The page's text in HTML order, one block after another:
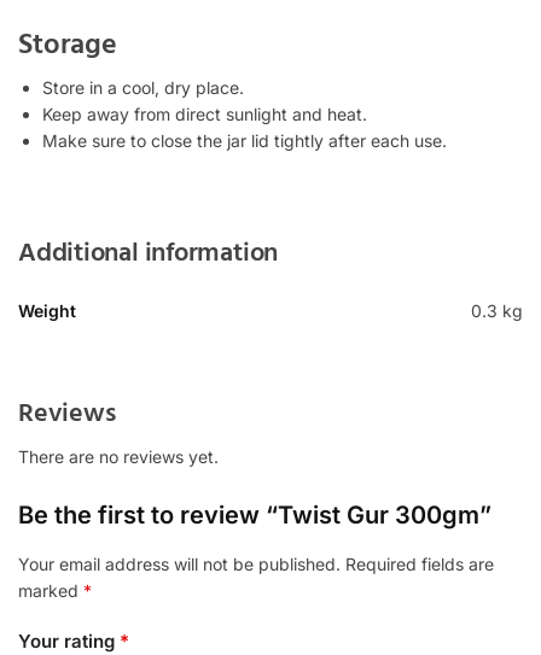
Storage
Store in a cool, dry place.
Keep away from direct sunlight and heat.
Make sure to close the jar lid tightly after each use.
Additional information
Weight 0.3 kg
Reviews
There are no reviews yet.
Be the first to review “Twist Gur 300gm”
Your email address will not be published. Required fields are
marked *
Your rating *